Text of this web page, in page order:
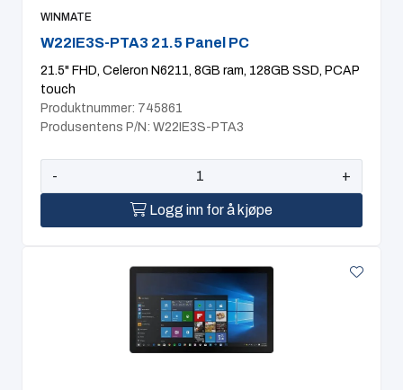
WINMATE
W22IE3S-PTA3 21.5 Panel PC
21.5" FHD, Celeron N6211, 8GB ram, 128GB SSD, PCAP
touch
Produktnummer: 745861
Produsentens P/N: W22IE3S-PTA3
- +
Logg inn for å kjøpe